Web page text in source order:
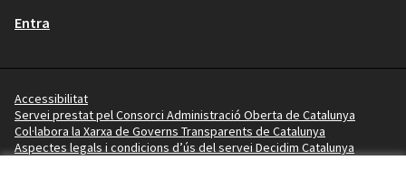
Entra
Accessibilitat
Servei prestat pel Consorci Administració Oberta de Catalunya
Col·labora la Xarxa de Governs Transparents de Catalunya
Aspectes legals i condicions d’ús del servei Decidim Catalunya